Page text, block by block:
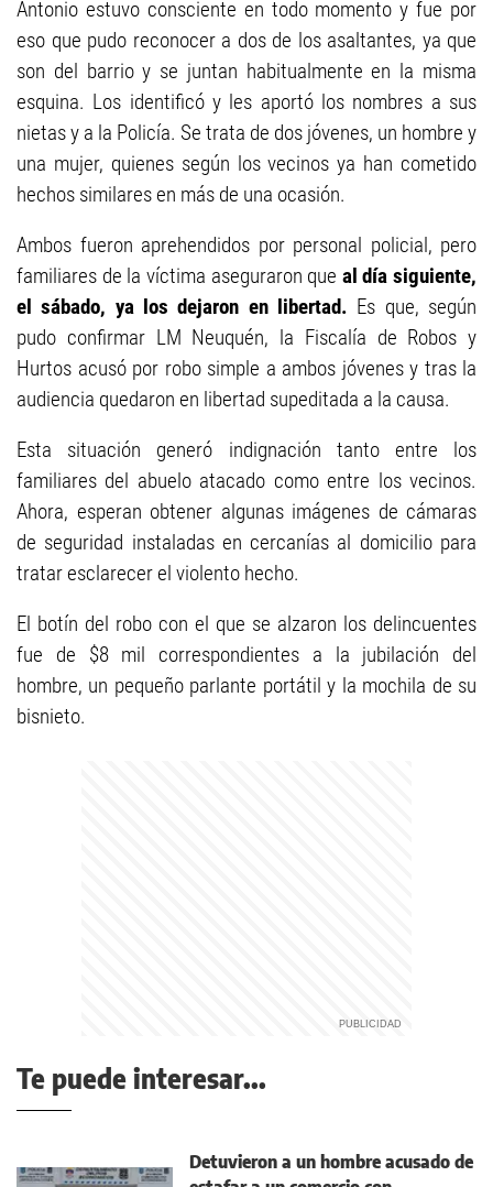
Antonio estuvo consciente en todo momento y fue por
eso que pudo reconocer a dos de los asaltantes, ya que
son del barrio y se juntan habitualmente en la misma
esquina. Los identificó y les aportó los nombres a sus
nietas y a la Policía. Se trata de dos jóvenes, un hombre y
una mujer, quienes según los vecinos ya han cometido
hechos similares en más de una ocasión.
Ambos fueron aprehendidos por personal policial, pero
familiares de la víctima aseguraron que al día siguiente,
el sábado, ya los dejaron en libertad. Es que, según
pudo confirmar LM Neuquén, la Fiscalía de Robos y
Hurtos acusó por robo simple a ambos jóvenes y tras la
audiencia quedaron en libertad supeditada a la causa.
Esta situación generó indignación tanto entre los
familiares del abuelo atacado como entre los vecinos.
Ahora, esperan obtener algunas imágenes de cámaras
de seguridad instaladas en cercanías al domicilio para
tratar esclarecer el violento hecho.
El botín del robo con el que se alzaron los delincuentes
fue de $8 mil correspondientes a la jubilación del
hombre, un pequeño parlante portátil y la mochila de su
bisnieto.
Te puede interesar...
Detuvieron a un hombre acusado de